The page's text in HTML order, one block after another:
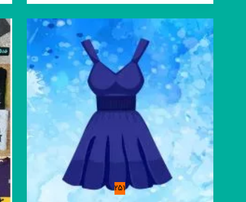
حراج
پوشاک
زنانه
مانتو
تونیک
لباس
poshak
almas
251